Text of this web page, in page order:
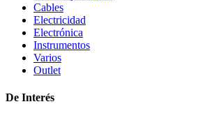
Cables
Electricidad
Electrónica
Instrumentos
Varios
Outlet
De Interés